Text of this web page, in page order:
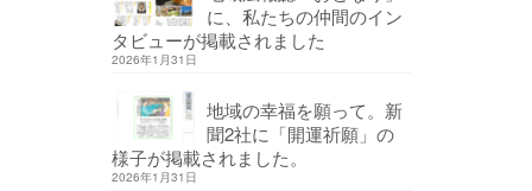
に、私たちの仲間のイン
タビューが掲載されました
2026年1月31日
地域の幸福を願って。新
聞2社に「開運祈願」の
様子が掲載されました。
2026年1月31日